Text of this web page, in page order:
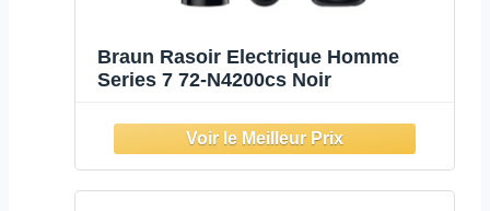
Braun Rasoir Electrique Homme
Series 7 72-N4200cs Noir